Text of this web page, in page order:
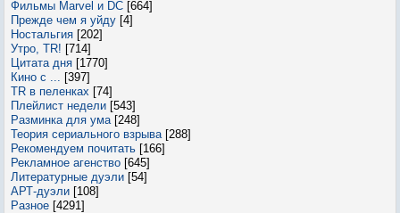
Фильмы Marvel и DC [664]
Прежде чем я уйду [4]
Ностальгия [202]
Утро, TR! [714]
Цитата дня [1770]
Кино с ... [397]
TR в пеленках [74]
Плейлист недели [543]
Разминка для ума [248]
Теория сериального взрыва [288]
Рекомендуем почитать [166]
Рекламное агенство [645]
Литературные дуэли [54]
АРТ-дуэли [108]
Разное [4291]